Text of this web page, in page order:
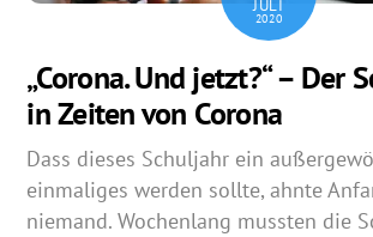
JULI
2020
„Corona. Und jetzt?“ – Der
in Zeiten von Corona
Dass dieses Schuljahr ein
einmaliges werden sollte, ahnte
niemand. Wochenlang mussten die